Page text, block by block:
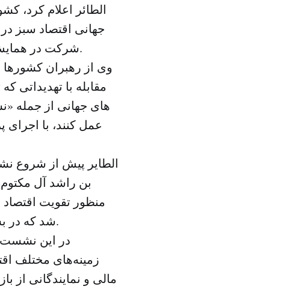
الطائر اعلام کرد،
شرکت در همایش مقدماتی برای تأسیس سازمان و پیوستن به آن حضور یافته‌اند.
وی از رهبران
مقابله با تهدیداتی
عمل کنند، با
الطایر پیش از شروع
بن راشد آل
منظور تقویت
شد که در بسیاری از طرح‌های کشور امارات و کشورهای منطقه تجلی یافت.
زمینه‌های مختلف
مالی و نمایندگانی